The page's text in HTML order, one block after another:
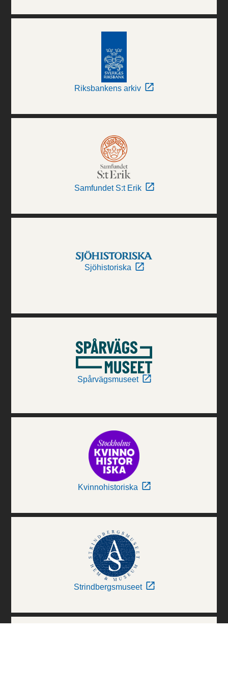
Riksbankens arkiv
Samfundet S:t Erik
Sjöhistoriska
Spårvägsmuseet
Kvinnohistoriska
Strindbergsmuseet